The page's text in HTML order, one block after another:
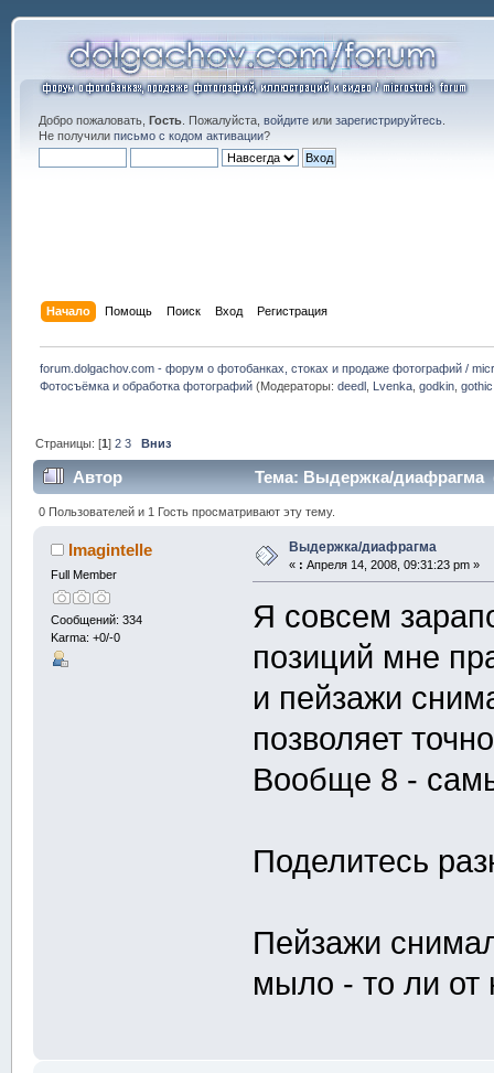
Добро пожаловать, Гость. Пожалуйста, войдитеили зарегистрируйтесь.
Не получили письмо с кодом активации?
Начало Помощь Поиск Вход Регистрация
forum.dolgachov.com - форум о фотобанках, стоках и продаже фотографий /
Фотосъёмка и обработка фотографий (Модераторы:deedl Lvenka ,godkin ,gothic
Страницы: [1]2 3 Вниз
Автор Тема: Выдержка/диафрагма
0 Пользователей и 1 Гость просматривают эту тему.
Imagintelle
Full Member
Сообщений: 334
Karma: +0/-0
Выдержка/диафрагма
« : Апреля 14, 2008, 09:31:23 pm »
Я совсем
позиций мне
и пейзажи
позволяет
Вообще 8 -
Поделитесь
Пейзажи
мыло - то ли от